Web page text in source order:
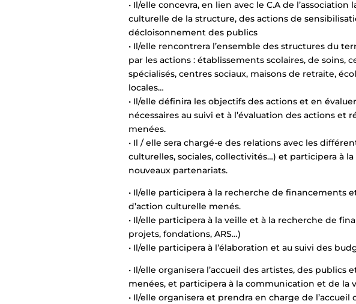
• Il/elle concevra, en lien avec le C.A de
culturelle de la structure, des actions de
décloisonnement des publics
• Il/elle rencontrera l’ensemble des structures du
par les actions : établissements scolaires, de soins,
spécialisés, centres sociaux, maisons de retraite,
locales…
• Il/elle définira les objectifs des actions et en
nécessaires au suivi et à l’évaluation des actions et
menées.
• Il / elle sera chargé-e des relations avec les
culturelles, sociales, collectivités…) et participera à
nouveaux partenariats.
• Il/elle participera à la recherche de financements
d’action culturelle menés.
• Il/elle participera à la veille et à la recherche de
projets, fondations, ARS…)
• Il/elle participera à l’élaboration et au suivi des
• Il/elle organisera l’accueil des artistes, des publics
menées, et participera à la communication et de la
• Il/elle organisera et prendra en charge de